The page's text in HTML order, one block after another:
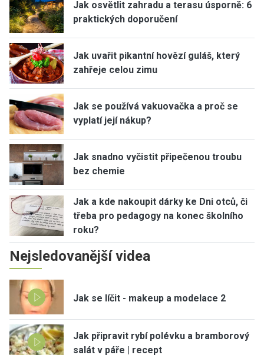
Jak osvětlit zahradu a terasu úsporně: 6
praktických doporučení
Jak uvařit pikantní hovězí guláš, který
zahřeje celou zimu
Jak se používá vakuovačka a proč se
vyplatí její nákup?
Jak snadno vyčistit připečenou troubu
bez chemie
Jak a kde nakoupit dárky ke Dni otců, či
třeba pro pedagogy na konec školního
roku?
Nejsledovanější videa
Jak se líčit - makeup a modelace 2
Jak připravit rybí polévku a bramborový
salát v páře | recept